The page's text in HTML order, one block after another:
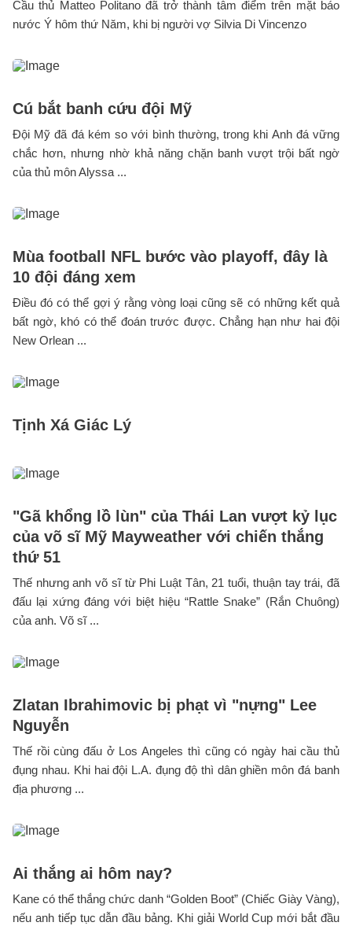
Cầu thủ Matteo Politano đã trở thành tâm điểm trên mặt báo
nước Ý hôm thứ Năm, khi bị người vợ Silvia Di Vincenzo
Cú bắt banh cứu đội Mỹ
Đội Mỹ đã đá kém so với bình thường, trong khi Anh đá vững
chắc hơn, nhưng nhờ khả năng chặn banh vượt trội bất ngờ
của thủ môn Alyssa ...
Mùa football NFL bước vào playoff, đây là
10 đội đáng xem
Điều đó có thể gợi ý rằng vòng loại cũng sẽ có những kết quả
bất ngờ, khó có thể đoán trước được. Chẳng hạn như hai đội
New Orlean ...
Tịnh Xá Giác Lý
"Gã khổng lồ lùn" của Thái Lan vượt kỷ lục
của võ sĩ Mỹ Mayweather với chiến thắng
thứ 51
Thế nhưng anh võ sĩ từ Phi Luật Tân, 21 tuổi, thuận tay trái, đã
đấu lại xứng đáng với biệt hiệu “Rattle Snake” (Rắn Chuông)
của anh. Võ sĩ ...
Zlatan Ibrahimovic bị phạt vì "nựng" Lee
Nguyễn
Thế rồi cùng đấu ở Los Angeles thì cũng có ngày hai cầu thủ
đụng nhau. Khi hai đội L.A. đụng độ thì dân ghiền môn đá banh
địa phương ...
Ai thắng ai hôm nay?
Kane có thể thắng chức danh “Golden Boot” (Chiếc Giày Vàng),
nếu anh tiếp tục dẫn đầu bảng. Khi giải World Cup mới bắt đầu